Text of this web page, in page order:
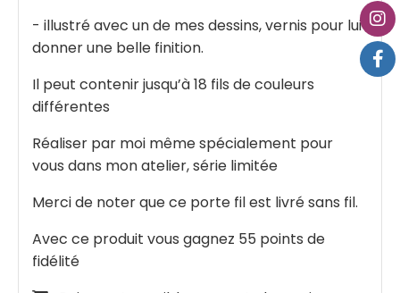
- illustré avec un de mes dessins, vernis pour lui
donner une belle finition.
Il peut contenir jusqu’à 18 fils de couleurs
différentes
Réaliser par moi même spécialement pour
vous dans mon atelier, série limitée
Merci de noter que ce porte fil est livré sans fil.
Avec ce produit vous gagnez 55 points de
fidélité